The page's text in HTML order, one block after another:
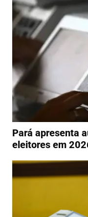
Pará apresenta
eleitores em